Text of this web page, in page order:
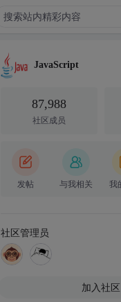
JavaScript
87,988
社区成员
发帖 与我相关 我
社区管理员
加入社区